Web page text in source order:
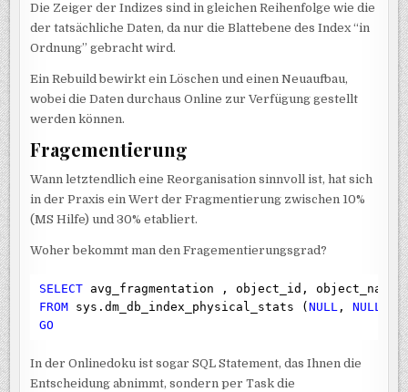
Die Zeiger der Indizes sind in gleichen Reihenfolge wie die
der tatsächliche Daten, da nur die Blattebene des Index “in
Ordnung” gebracht wird.
Ein Rebuild bewirkt ein Löschen und einen Neuaufbau,
wobei die Daten durchaus Online zur Verfügung gestellt
werden können.
Fragementierung
Wann letztendlich eine Reorganisation sinnvoll ist, hat sich
in der Praxis ein Wert der Fragmentierung zwischen 10%
(MS Hilfe) und 30% etabliert.
Woher bekommt man den Fragementierungsgrad?
SELECT
FROM sys.dm_db_index_physical_stats (NULL , NULL
GO
In der Onlinedoku ist sogar SQL Statement, das Ihnen die
Entscheidung abnimmt, sondern per Task die